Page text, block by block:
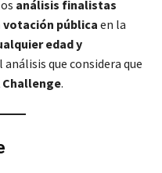
análisis finalistas
votación pública en la
edad y
análisis que considera que
Challenge.